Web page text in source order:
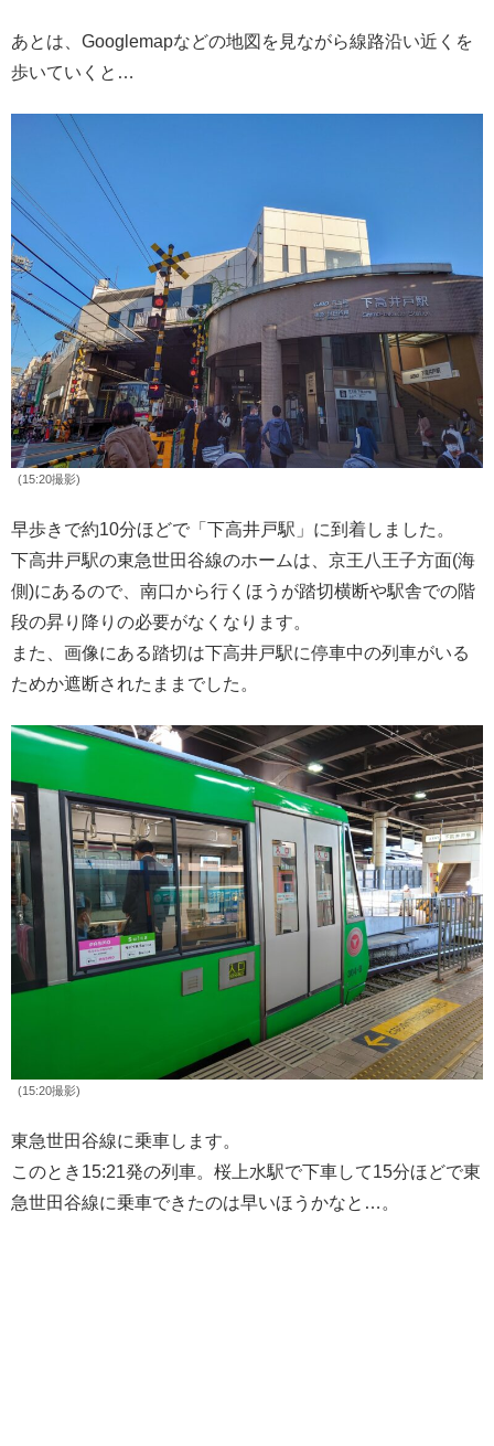
あとは、Googlemapなどの地図を見ながら線路沿い近くを
歩いていくと…
(15:20撮影)
早歩きで約10分ほどで「下高井戸駅」に到着しました。
下高井戸駅の東急世田谷線のホームは、京王八王子方面(海
側)にあるので、南口から行くほうが踏切横断や駅舎での階
段の昇り降りの必要がなくなります。
また、画像にある踏切は下高井戸駅に停車中の列車がいる
ためか遮断されたままでした。
(15:20撮影)
東急世田谷線に乗車します。
このとき15:21発の列車。桜上水駅で下車して15分ほどで東
急世田谷線に乗車できたのは早いほうかなと…。